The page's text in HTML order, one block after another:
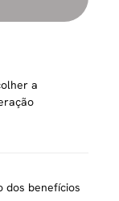
a
dos benefícios